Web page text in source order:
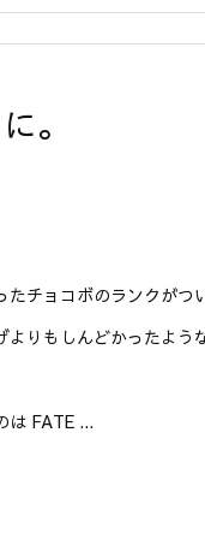
。
たチョコボのランクがつ
りもしんどかったよう
は FATE ...